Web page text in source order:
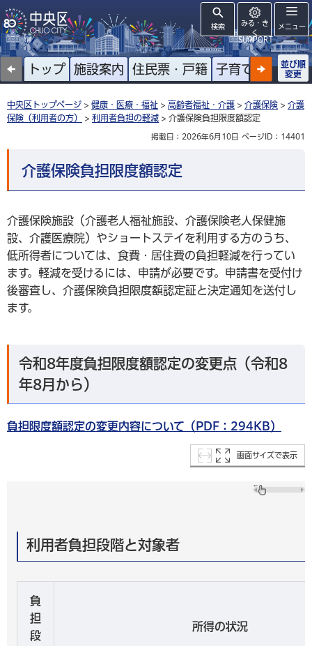
検索
みる・き
く
SUPPORT
メニュー
トップ 施設案内 住民票・戸籍 子育て 高齢者
並び順
変更
中央区トップページ > 健康・医療・福祉 > 高齢者福祉・介護 > 介護保険 > 介護
保険（利用者の方）
> 利用者負担の軽減 > 介護保険負担限度額認定
掲載日：2026年6月10日 ページID：14401
介護保険負担限度額認定
介護保険施設（介護老人福祉施設、介護保険老人保健施
設、介護医療院）やショートステイを利用する方のうち、
低所得者については、食費・居住費の負担軽減を行ってい
ます。軽減を受けるには、申請が必要です。申請書を受付け
後審査し、介護保険負担限度額認定証と決定通知を送付し
ます。
令和8年度負担限度額認定の変更点（令和8
年8月から）
負担限度額認定の変更内容について（PDF：294KB）
画面サイズで表示
利用者負担段階と対象者
負
担
段
所得の状況